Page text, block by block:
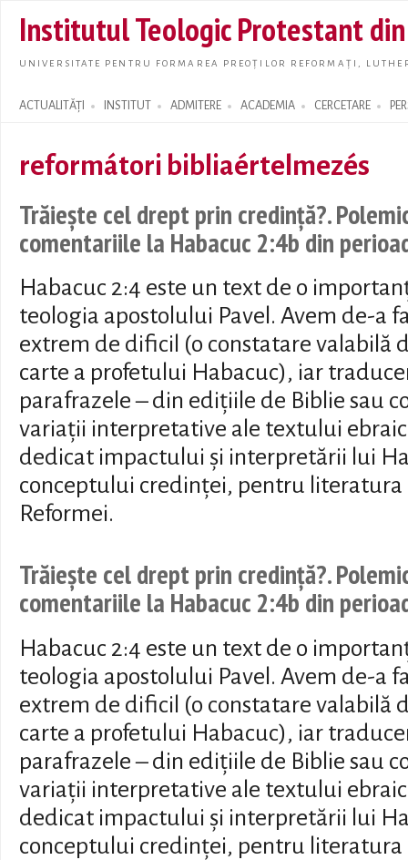
main
Institutul Teologic Protestant
UNIVERSITATE PENTRU FORMAREA PREOȚILOR REFORMAȚI,
ACTUALITĂȚI INSTITUT ADMITERE ACADEMIA CERCETARE
Search form
reformátori bibliaértelmezés
Trăiește cel drept prin credință?.
comentariile la Habacuc 2:4b din
Habacuc 2:4 este un text de o
teologia apostolului Pavel. Avem de-a
extrem de dificil (o constatare valabilă
carte a profetului Habacuc), iar
parafrazele – din edițiile de Biblie sau
variații interpretative ale textului
dedicat impactului și interpretării lui
conceptului credinței, pentru literatura
Reformei.
Trăiește cel drept prin credință?.
comentariile la Habacuc 2:4b din
Habacuc 2:4 este un text de o
teologia apostolului Pavel. Avem de-a
extrem de dificil (o constatare valabilă
carte a profetului Habacuc), iar
parafrazele – din edițiile de Biblie sau
variații interpretative ale textului
dedicat impactului și interpretării lui
conceptului credinței, pentru literatura